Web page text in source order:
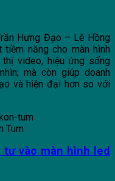
Hưng Đạo – Lê Hồng
tiềm năng cho màn hình
thị video, hiệu ứng sống
mà còn giúp doanh
và hiện đại hơn so với
Tum
tư vào màn hình led